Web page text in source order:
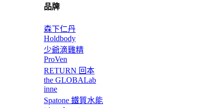
品牌
森下仁丹
Holdbody
少爺滴雞精
ProVen
RETURN 回本
the GLOBALab
inne
Spatone 鐵質水能